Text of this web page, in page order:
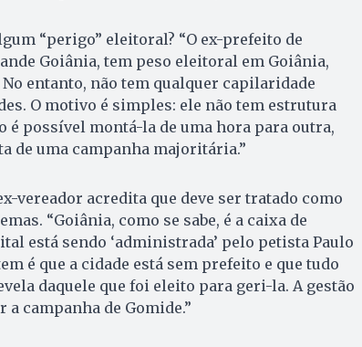
“perigo” eleitoral? “O ex-prefeito de
Goiânia, tem peso eleitoral em Goiânia,
No entanto, não tem qualquer capilaridade
O motivo é simples: ele não tem estrutura
possível montá-la de uma hora para outra,
de uma campanha majoritária.”
vereador acredita que deve ser tratado como
“Goiânia, como se sabe, é a caixa de
está sendo ‘administrada’ pelo petista Paulo
é que a cidade está sem prefeito e que tudo
daquele que foi eleito para geri-la. A gestão
campanha de Gomide.”